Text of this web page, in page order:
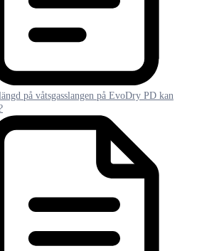
på våtsgasslangen på EvoDry PD kan